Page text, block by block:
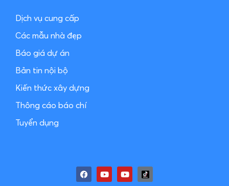
Dịch vụ cung cấp
Các mẫu nhà đẹp
Báo giá dự án
Bản tin nội bộ
Kiến thức xây dựng
Thông cáo báo chí
Tuyển dụng